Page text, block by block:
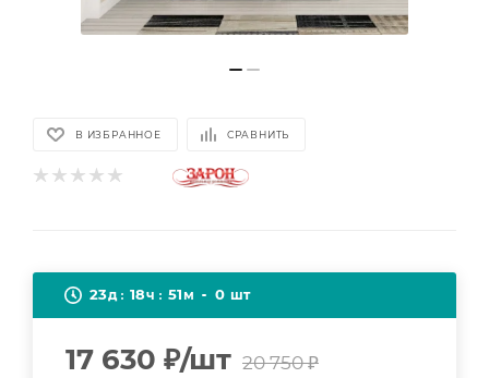
В ИЗБРАННОЕ СРАВНИТЬ
23д 18ч 51м 0 шт
17 630 ₽/шт 20 750₽